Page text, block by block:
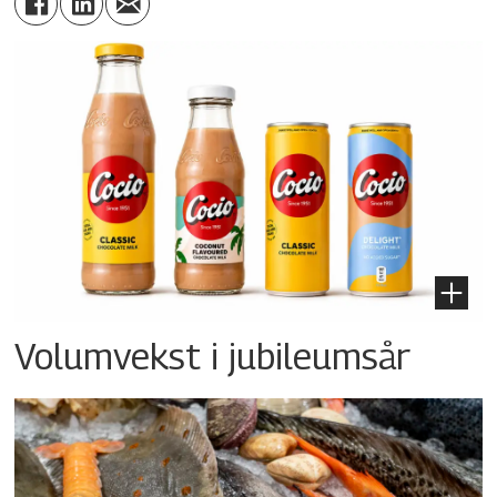
Volumvekst i jubileumsår